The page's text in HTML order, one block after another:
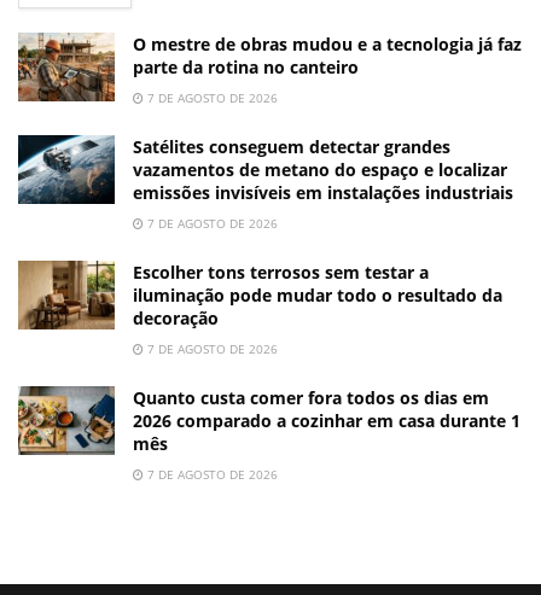
O mestre de obras mudou e a tecnologia já faz
parte da rotina no canteiro
7 DE AGOSTO DE 2026
Satélites conseguem detectar grandes
vazamentos de metano do espaço e localizar
emissões invisíveis em instalações industriais
7 DE AGOSTO DE 2026
Escolher tons terrosos sem testar a
iluminação pode mudar todo o resultado da
decoração
7 DE AGOSTO DE 2026
Quanto custa comer fora todos os dias em
2026 comparado a cozinhar em casa durante 1
mês
7 DE AGOSTO DE 2026